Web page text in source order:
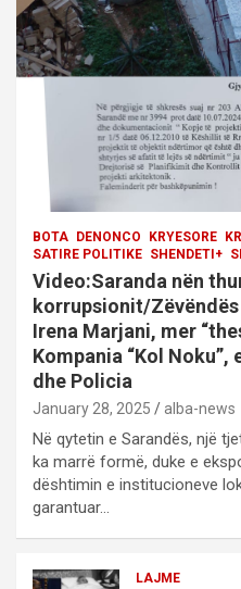
i
o
n
BOTA DENONCO KRYESORE
SATIRE POLITIKE SHENDETI+
Video:Saranda nën
korrupsionit/
Irena Marjani, mer
Kompania “Kol
dhe Policia
January 28, 2025 alba-news
Në qytetin e Sarandës, një
ka marrë formë, duke e
dështimin e institucioneve
garantuar…
LAJME